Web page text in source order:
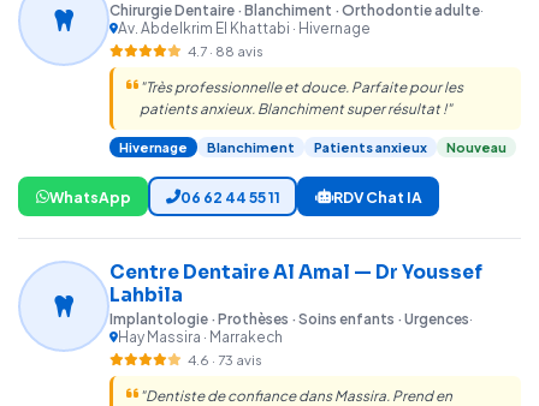
Chirurgie Dentaire · Blanchiment · Orthodontie adulte·
Av. Abdelkrim El Khattabi · Hivernage
4.7 · 88 avis
"Très professionnelle et douce. Parfaite pour les
patients anxieux. Blanchiment super résultat !"
Hivernage Blanchiment Patients anxieux Nouveau
WhatsApp 06 62 44 55 11 RDV Chat IA
Centre Dentaire Al Amal — Dr Youssef
Lahbila
Implantologie · Prothèses · Soins enfants · Urgences·
Hay Massira · Marrakech
4.6 · 73 avis
"Dentiste de confiance dans Massira. Prend en